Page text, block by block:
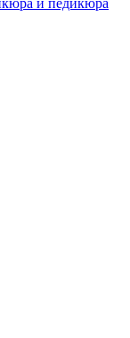
и педикюра